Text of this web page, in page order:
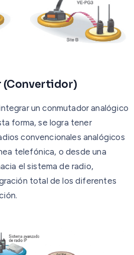
(Convertidor)
un conmutador analógico
forma, se logra tener
convencionales analógicos
telefónica, o desde una
el sistema de radio,
total de los diferentes